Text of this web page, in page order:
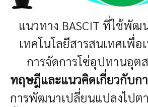
แนวทาง BASCIT ที่ใช้พัฒ
เทคโนโลยีสารสนเทศเพื่
การจัดการโซ่อุปทานอุต
ทฤษฎีและแนวคิดเกี่ยวกับก
การพัฒนาเปลี่ยนแปลงไปต